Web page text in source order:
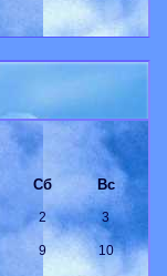
Сб Вс
2 3
9 10